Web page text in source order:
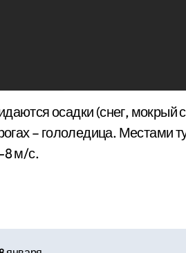
осадки (снег, мокрый
– гололедица. Местами
8 м/с.